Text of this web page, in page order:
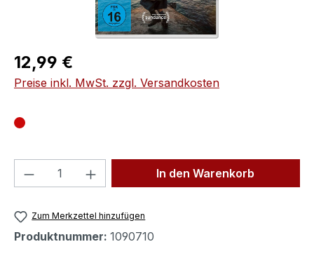
Regulärer Preis:
12,99 €
Preise inkl. MwSt. zzgl. Versandkosten
Produkt Anzahl: Gib denIn den Warenkorb
Zum Merkzettel hinzufügen
Produktnummer: 1090710